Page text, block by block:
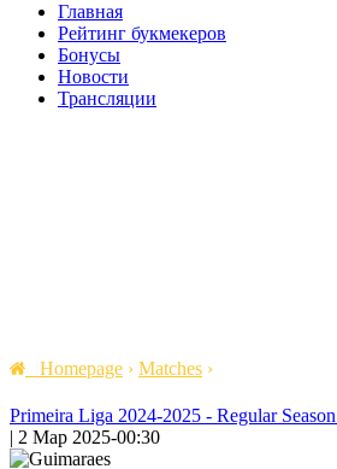
Главная
Рейтинг букмекеров
Бонусы
Новости
Трансляции
Homepage › Matches ›
Primeira Liga 2024-2025 - Regular Season
| 2 Мар 2025-00:30